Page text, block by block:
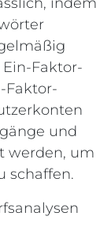
Faktor-
Faktor-
und
werden, um
schaffen.